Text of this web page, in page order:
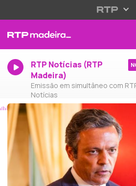
RTP Notícias (RTP
Madeira)
Emissão em simultâneo com
Notícias